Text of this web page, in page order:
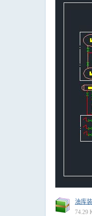
油库
74.29